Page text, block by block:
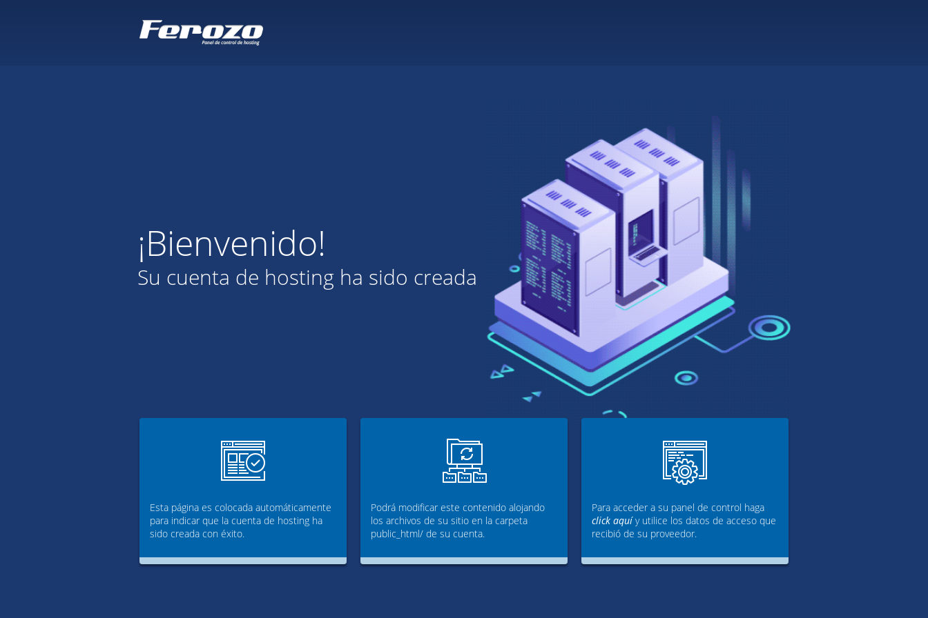
¡Bienvenido!
Su cuenta de hosting ha sido creada
Esta página es colocada automáticamente
para indicar que la cuenta de hosting ha
sido creada con éxito.
Podrá modificar este contenido alojando
los archivos de su sitio en la carpeta
public_html/ de su cuenta.
Para acceder a su panel de control haga
click aquíy utilice los datos de acceso que
recibió de su proveedor.